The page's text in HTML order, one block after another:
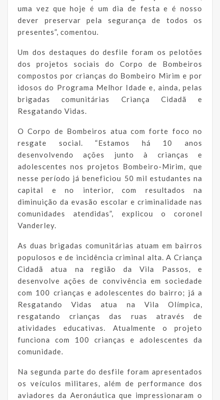
uma vez que hoje é um dia de festa e é nosso
dever preservar pela segurança de todos os
presentes”, comentou.
Um dos destaques do desfile foram os pelotões
dos projetos sociais do Corpo de Bombeiros
compostos por crianças do Bombeiro Mirim e por
idosos do Programa Melhor Idade e, ainda, pelas
brigadas comunitárias Criança Cidadã e
Resgatando Vidas.
O Corpo de Bombeiros atua com forte foco no
resgate social. “Estamos há 10 anos
desenvolvendo ações junto à crianças e
adolescentes nos projetos Bombeiro-Mirim, que
nesse período já beneficiou 50 mil estudantes na
capital e no interior, com resultados na
diminuição da evasão escolar e criminalidade nas
comunidades atendidas”, explicou o coronel
Vanderley.
As duas brigadas comunitárias atuam em bairros
populosos e de incidência criminal alta. A Criança
Cidadã atua na região da Vila Passos, e
desenvolve ações de convivência em sociedade
com 100 crianças e adolescentes do bairro; já a
Resgatando Vidas atua na Vila Olímpica,
resgatando crianças das ruas através de
atividades educativas. Atualmente o projeto
funciona com 100 crianças e adolescentes da
comunidade.
Na segunda parte do desfile foram apresentados
os veículos militares, além de performance dos
aviadores da Aeronáutica que impressionaram o